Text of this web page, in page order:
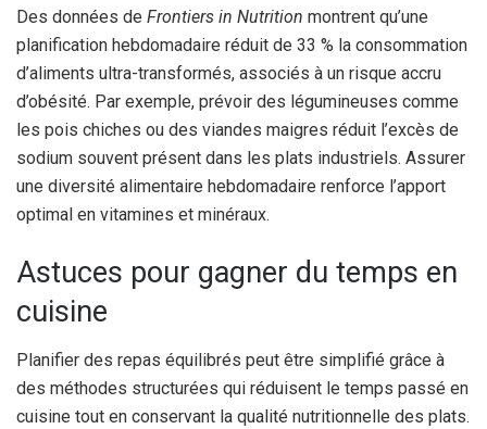
Des données de Frontiers in Nutrition montrent qu’une
planification hebdomadaire réduit de 33 % la consommation
d’aliments ultra-transformés, associés à un risque accru
d’obésité. Par exemple, prévoir des légumineuses comme
les pois chiches ou des viandes maigres réduit l’excès de
sodium souvent présent dans les plats industriels. Assurer
une diversité alimentaire hebdomadaire renforce l’apport
optimal en vitamines et minéraux.
Astuces pour gagner du temps en
cuisine
Planifier des repas équilibrés peut être simplifié grâce à
des méthodes structurées qui réduisent le temps passé en
cuisine tout en conservant la qualité nutritionnelle des plats.